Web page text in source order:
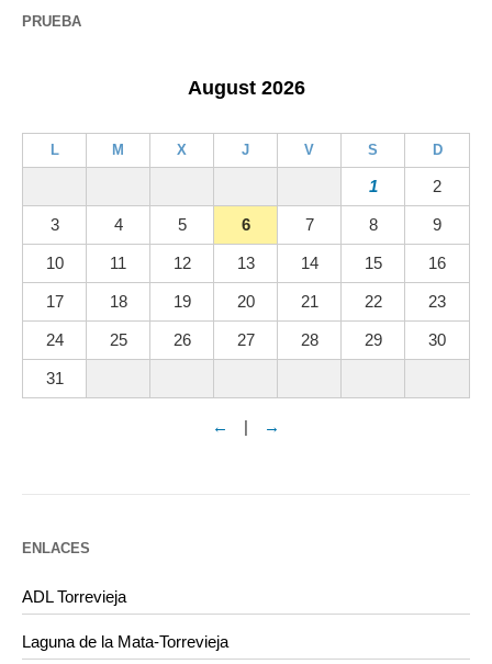
PRUEBA
August 2026
L M X J V S D
1 2
3 4 5 6 7 8 9
10 11 12 13 14 15 16
17 18 19 20 21 22 23
24 25 26 27 28 29 30
31
← | →
ENLACES
ADL Torrevieja
Laguna de la Mata-Torrevieja